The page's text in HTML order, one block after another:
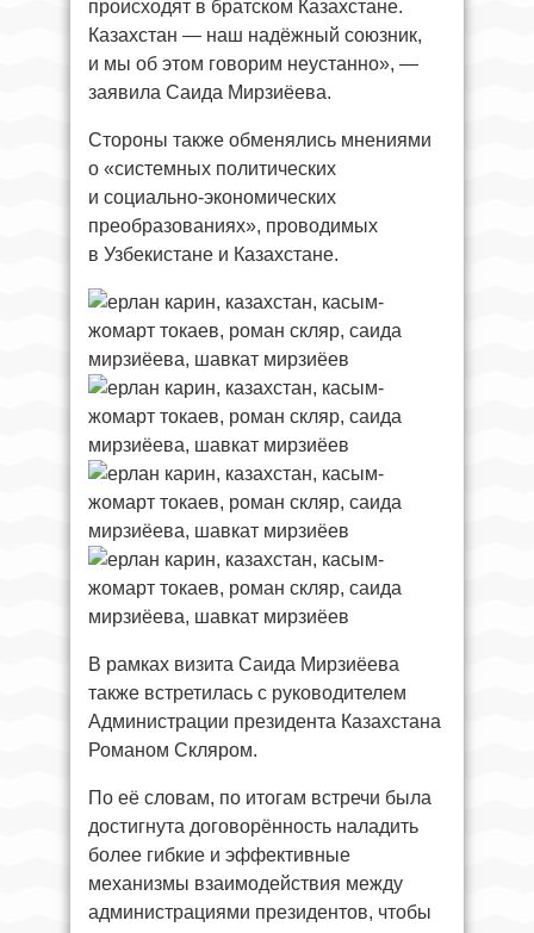
происходят в братском Казахстане.
Казахстан — наш надёжный союзник,
и мы об этом говорим неустанно», —
заявила Саида Мирзиёева.
Стороны также обменялись мнениями
о «системных политических
и социально-экономических
преобразованиях», проводимых
в Узбекистане и Казахстане.
В рамках визита Саида Мирзиёева
также встретилась с руководителем
Администрации президента Казахстана
Романом Скляром.
По её словам, по итогам встречи была
достигнута договорённость наладить
более гибкие и эффективные
механизмы взаимодействия между
администрациями президентов, чтобы